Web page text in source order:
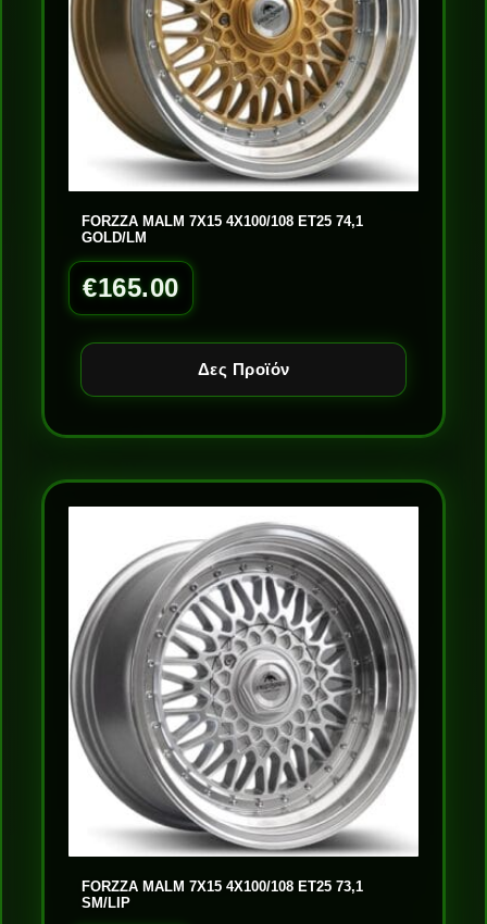
FORZZA MALM 7X15 4X100/108 ET25 74,1
GOLD/LM
€165.00
Δες Προϊόν
FORZZA MALM 7X15 4X100/108 ET25 73,1
SM/LIP